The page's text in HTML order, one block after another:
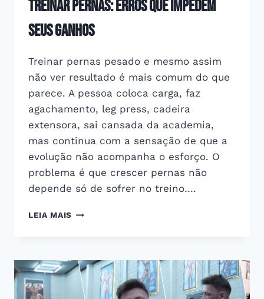
Treinar pernas: erros que impedem
seus ganhos
Treinar pernas pesado e mesmo assim
não ver resultado é mais comum do que
parece. A pessoa coloca carga, faz
agachamento, leg press, cadeira
extensora, sai cansada da academia,
mas continua com a sensação de que a
evolução não acompanha o esforço. O
problema é que crescer pernas não
depende só de sofrer no treino….
LEIA MAIS TREINAR
IMPEDEM
SEUS
GANHOS